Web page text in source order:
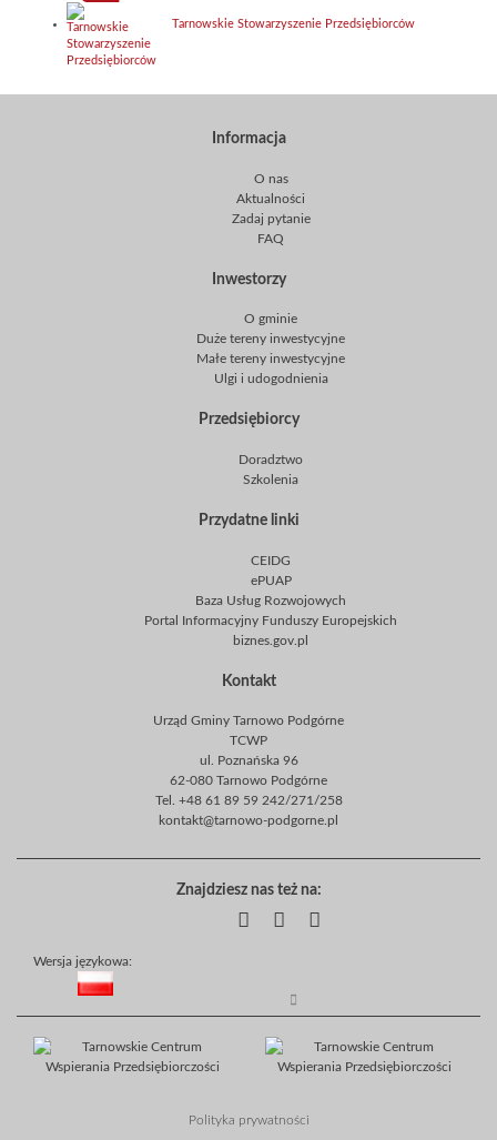
Tarnowskie Stowarzyszenie Przedsiębiorców
Informacja
O nas
Aktualności
Zadaj pytanie
FAQ
Inwestorzy
O gminie
Duże tereny inwestycyjne
Małe tereny inwestycyjne
Ulgi i udogodnienia
Przedsiębiorcy
Doradztwo
Szkolenia
Przydatne linki
CEIDG
ePUAP
Baza Usług Rozwojowych
Portal Informacyjny Funduszy Europejskich
biznes.gov.pl
Kontakt
Urząd Gminy Tarnowo Podgórne
TCWP
ul. Poznańska 96
62-080 Tarnowo Podgórne
Tel. +48 61 89 59 242/271/258
kontakt@tarnowo-podgorne.pl
Znajdziesz nas też na:
Wersja językowa:
Polityka prywatności